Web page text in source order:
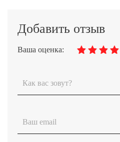
Добавить отзыв
Ваша оценка: